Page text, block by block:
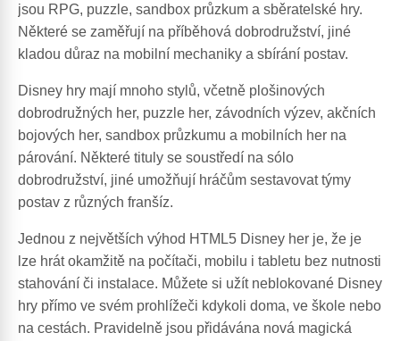
jsou RPG, puzzle, sandbox průzkum a sběratelské hry.
Některé se zaměřují na příběhová dobrodružství, jiné
kladou důraz na mobilní mechaniky a sbírání postav.
Disney hry mají mnoho stylů, včetně plošinových
dobrodružných her, puzzle her, závodních výzev, akčních
bojových her, sandbox průzkumu a mobilních her na
párování. Některé tituly se soustředí na sólo
dobrodružství, jiné umožňují hráčům sestavovat týmy
postav z různých franšíz.
Jednou z největších výhod HTML5 Disney her je, že je
lze hrát okamžitě na počítači, mobilu i tabletu bez nutnosti
stahování či instalace. Můžete si užít neblokované Disney
hry přímo ve svém prohlížeči kdykoli doma, ve škole nebo
na cestách. Pravidelně jsou přidávána nová magická